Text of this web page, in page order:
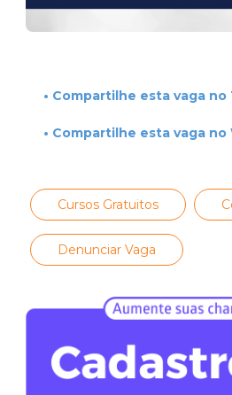
• Compartilhe esta vaga no
• Compartilhe esta vaga
Cursos Gratuitos
Denunciar Vaga